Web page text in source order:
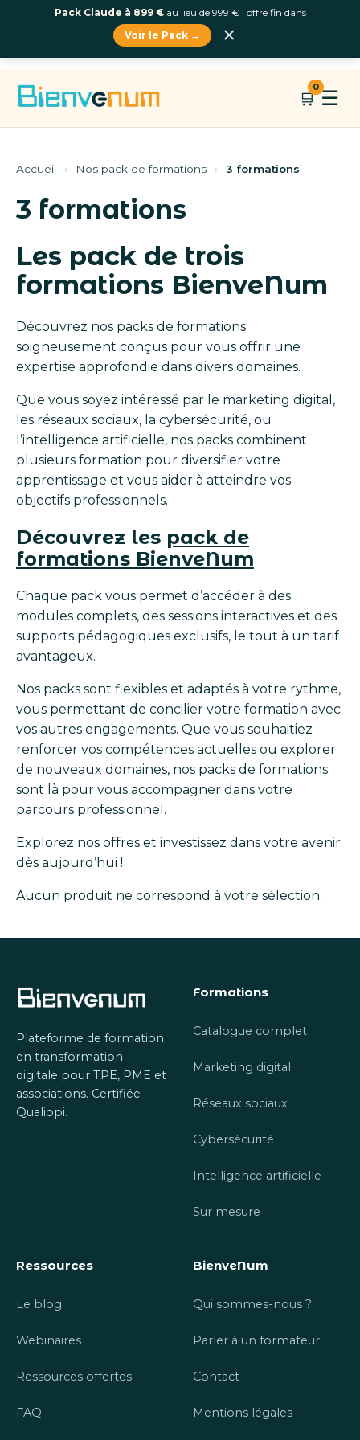
🛒
0
☰
Accueil › Nos pack de formations › 3 formations
3 formations
Les pack de trois
formations BienveNum
Découvrez nos packs de formations
soigneusement conçus pour vous offrir une
expertise approfondie dans divers domaines.
Que vous soyez intéressé par le marketing digital,
les réseaux sociaux, la cybersécurité, ou
l’intelligence artificielle, nos packs combinent
plusieurs formation pour diversifier votre
apprentissage et vous aider à atteindre vos
objectifs professionnels.
Découvrez les pack de
formations BienveNum
Chaque pack vous permet d’accéder à des
modules complets, des sessions interactives et des
supports pédagogiques exclusifs, le tout à un tarif
avantageux.
Nos packs sont flexibles et adaptés à votre rythme,
vous permettant de concilier votre formation avec
vos autres engagements. Que vous souhaitiez
renforcer vos compétences actuelles ou explorer
de nouveaux domaines, nos packs de formations
sont là pour vous accompagner dans votre
parcours professionnel.
Explorez nos offres et investissez dans votre avenir
dès aujourd’hui !
Aucun produit ne correspond à votre sélection.
Plateforme de formation
en transformation
digitale pour TPE, PME et
associations. Certifiée
Qualiopi.
Formations
Catalogue complet
Marketing digital
Réseaux sociaux
Cybersécurité
Intelligence artificielle
Sur mesure
Ressources
Le blog
Webinaires
Ressources offertes
FAQ
BienveNum
Qui sommes-nous ?
Parler à un formateur
Contact
Mentions légales
Pack Claude à 899 €au lieu de 999 € · offre fin dans
Voir le Pack →
×